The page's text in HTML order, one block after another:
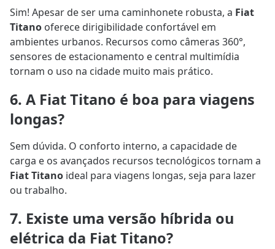
Sim! Apesar de ser uma caminhonete robusta, a Fiat
Titano oferece dirigibilidade confortável em
ambientes urbanos. Recursos como câmeras 360°,
sensores de estacionamento e central multimídia
tornam o uso na cidade muito mais prático.
6. A Fiat Titano é boa para viagens
longas?
Sem dúvida. O conforto interno, a capacidade de
carga e os avançados recursos tecnológicos tornam a
Fiat Titano ideal para viagens longas, seja para lazer
ou trabalho.
7. Existe uma versão híbrida ou
elétrica da Fiat Titano?